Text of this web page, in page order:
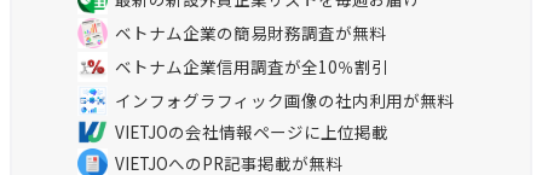
ベトナム企業の簡易財務調査が無料
ベトナム企業信用調査が全10％割引
インフォグラフィック画像の社内利用が無料
VIETJOの会社情報ページに上位掲載
VIETJOへのPR記事掲載が無料